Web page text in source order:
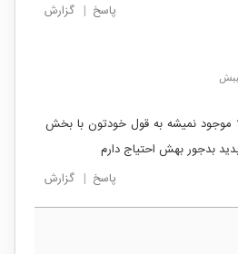
پاسخ | گزارش
موجود نمیشه به قول خودتون با بخش
بدجور بهش احتیاج دارم
پاسخ | گزارش